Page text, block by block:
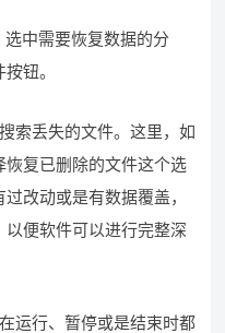
中需要恢复数据的分
钮。
索丢失的文件。这里，如
复已删除的文件这个选
改动或是有数据覆盖，
便软件可以进行完整深
运行、暂停或是结束时都